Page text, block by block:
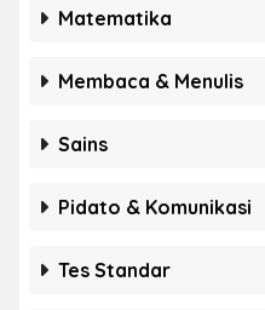
Matematika
Membaca & Menulis
Sains
Pidato & Komunikasi
Tes Standar